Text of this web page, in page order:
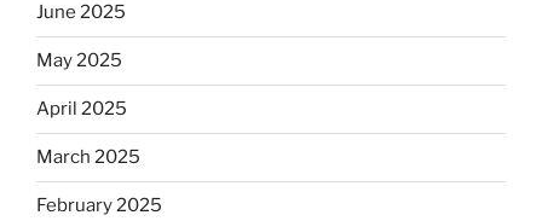
June 2025
May 2025
April 2025
March 2025
February 2025